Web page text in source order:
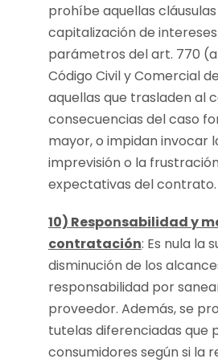
prohíbe aquellas
capitalización de
parámetros del art. 770
Código Civil y Comercial
aquellas que trasladen al
consecuencias del caso
mayor, o impidan invocar
imprevisión o la
expectativas del contrato.
10) Responsabilidad y
contratación: Es nula la
disminución de los
responsabilidad por
proveedor. Además, se
tutelas diferenciadas que
consumidores según si la